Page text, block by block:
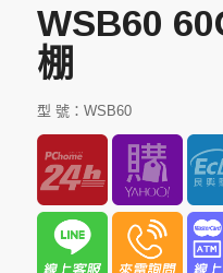
WSB60
棚
型 號：WSB60